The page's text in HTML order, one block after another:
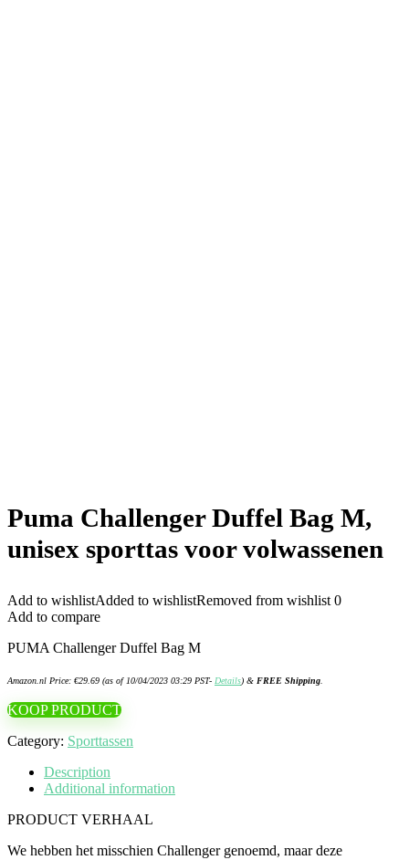
Puma Challenger Duffel Bag M,
unisex sporttas voor volwassenen
Add to wishlistAdded to wishlistRemoved from wishlist 0
Add to compare
PUMA Challenger Duffel Bag M
Amazon.nl Price: €29.69 (as of 10/04/2023 03:29 PST- Details) & FREE Shipping
KOOP PRODUCT
Category: Sporttassen
Description
Additional information
PRODUCT VERHAAL
We hebben het misschien Challenger genoemd, maar deze